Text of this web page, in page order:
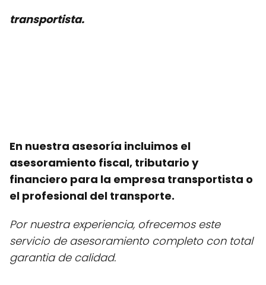
transportista.
En nuestra asesoría incluimos el
asesoramiento fiscal, tributario y
financiero para la empresa transportista o
el profesional del transporte.
Por nuestra experiencia, ofrecemos este
servicio de asesoramiento completo con total
garantia de calidad.